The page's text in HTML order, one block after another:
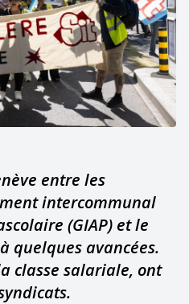
entre les
intercommunal
(GIAP) et le
quelques avancées.
classe salariale, ont